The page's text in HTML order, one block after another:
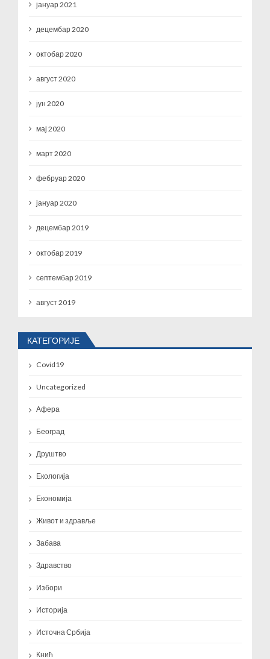
јануар 2021
децембар 2020
октобар 2020
август 2020
јун 2020
мај 2020
март 2020
фебруар 2020
јануар 2020
децембар 2019
октобар 2019
септембар 2019
август 2019
КАТЕГОРИЈЕ
Covid19
Uncategorized
Афера
Београд
Друштво
Екологија
Економија
Живот и здравље
Забава
Здравство
Избори
Историја
Источна Србија
Кнић